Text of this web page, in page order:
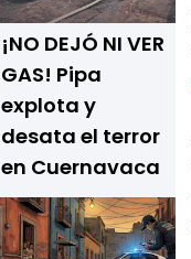
¡NO DEJÓ NI VER
GAS! Pipa
explota y
desata el terror
en Cuernavaca